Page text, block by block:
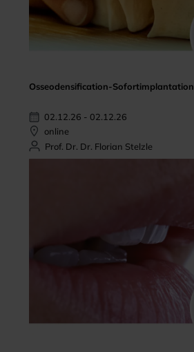
Osseodensification-Sofortimplantation
02.12.26 - 02.12.26
online
Prof. Dr. Dr. Florian Stelzle